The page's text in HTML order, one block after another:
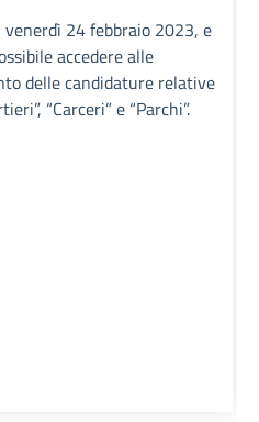
24 febbraio 2023, e
accedere alle
delle candidature relative
“Carceri” e “Parchi”.